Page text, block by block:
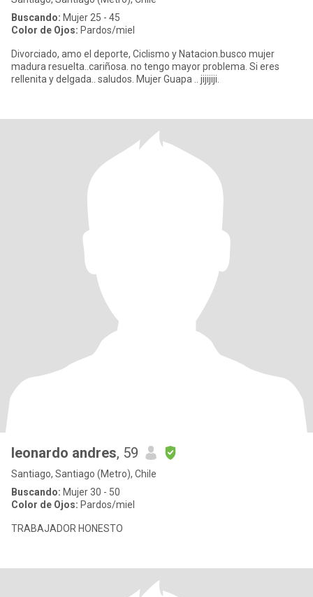
Buscando: Mujer 25 - 45
Color de Ojos: Pardos/miel
Divorciado, amo el deporte, Ciclismo y Natacion.busco mujer
madura resuelta..cariñosa. no tengo mayor problema. Si eres
rellenita y delgada.. saludos. Mujer Guapa .. jijijiji.
leonardo andres, 59
Santiago, Santiago (Metro), Chile
Buscando: Mujer 30 - 50
Color de Ojos: Pardos/miel
TRABAJADOR HONESTO